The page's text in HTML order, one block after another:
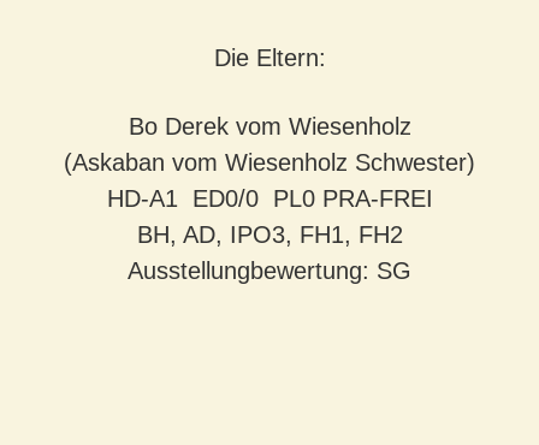
Die Eltern:
Bo Derek vom Wiesenholz
(Askaban vom Wiesenholz Schwester)
HD-A1 ED0/0 PL0 PRA-FREI
BH, AD, IPO3, FH1, FH2
Ausstellungbewertung: SG